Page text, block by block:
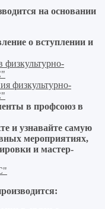
на основании
о вступлении и
физкультурно-
физкультурно-
в профсоюз в
и узнавайте самую
мероприятиях,
и мастер-